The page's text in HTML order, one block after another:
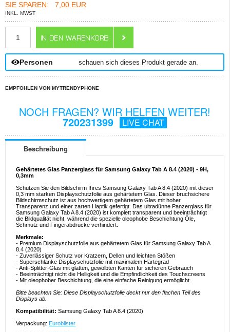
SIE SPAREN: 7,00 EUR
INKL. MWST
Personen schauen sich dieses Produkt gerade an.
EMPFOHLEN VON MYTRENDYPHONE
NOCH FRAGEN? WIR HELFEN WEITER!
720231399 LIVE CHAT
Beschreibung
Gehärtetes Glas Panzerglass für Samsung Galaxy Tab A 8.4 (2020) - 9H,
0,3mm
Schützen Sie den Bildschirm Ihres Samsung Galaxy Tab A 8.4 (2020) mit dieser
0,3 mm starken Displayschutzfolie aus gehärtetem Glas. Dieser bruchsichere
Bildschirmschutz ist aus hochwertigem gehärtetem Glas mit hoher
Transparenz und einer zarten Haptik gefertigt. Das ultradünne Panzerglass für
Samsung Galaxy Tab A 8.4 (2020) ist komplett transparent und beeinträchtigt
die Bildqualität nicht, während die spezielle oleophobe Beschichtung Öle,
Schmutz und Fingerabdrücke verhindert.
Merkmale:
- Premium Displayschutzfolie aus gehärtetem Glas für Samsung Galaxy Tab A
8.4 (2020)
- Zuverlässiger Schutz vor Kratzern, Dellen und leichten Stößen
- Superschlanke Displayschutzfolie mit maximalem Härtegrad
- Anti-Splitter-Glas mit glatten, gewölbten Kanten für sicheren Gebrauch
- Beeinträchtigt nicht die Helligkeit und die Empfindlichkeit des Touchscreens
- Mit oleophober Beschichtung, die eine einfache Reinigung ermöglicht
Bitte beachten Sie: Diese Displayschutzfolie deckt nur den flachen Teil des
Displays ab.
Kompatibilität: Samsung Galaxy Tab A 8.4 (2020)
Verpackung: Euroblister